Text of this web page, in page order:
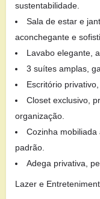
sustentabilidade.
Sala de estar e
aconchegante e
Lavabo elegante,
3 suítes amplas,
Escritório
Closet exclusivo,
organização.
Cozinha
padrão.
Adega privativa,
Lazer e